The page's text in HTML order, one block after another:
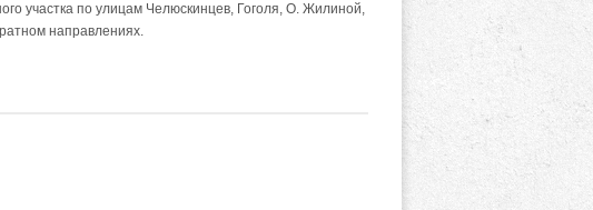
участка по улицам Челюскинцев, Гоголя, О. Жилиной,
направлениях.